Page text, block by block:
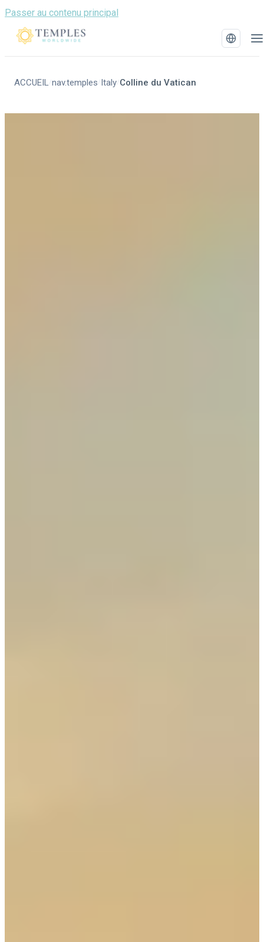
Passer au contenu principal
ACCUEIL /nav.temples / Italy/ Colline du Vatican